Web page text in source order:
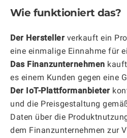
Wie funktioniert das?
Der Hersteller verkauft ein
eine einmalige Einnahme für
Das Finanzunternehmen
es einem Kunden gegen eine
Der IoT-Plattformanbieter
und die Preisgestaltung
Daten über die
dem Finanzunternehmen zur